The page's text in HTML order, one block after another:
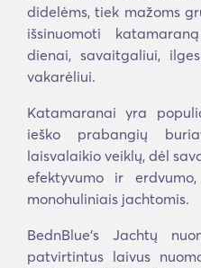
didelėms, tiek mažoms
išsinuomoti
dienai, savaitgaliui,
vakarėliui.
Katamaranai yra
ieško prabangių
laisvalaikio veiklų, dėl
efektyvumo ir
monohuliniais jachtomis.
BednBlue's Jachtų
patvirtintus laivus